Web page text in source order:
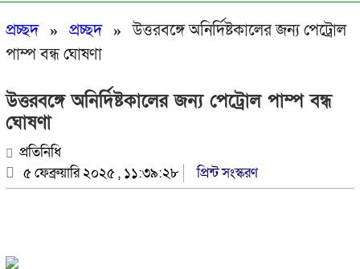
প্রচ্ছদ» প্রচ্ছদ»উত্তরবঙ্গে অনির্দিষ্টকালের জন্য পেট্রোল
পাম্প বন্ধ ঘোষণা
উত্তরবঙ্গে অনির্দিষ্টকালের জন্য পেট্রোল পাম্প বন্ধ
ঘোষণা
প্রতিনিধি
৫ ফেব্রুয়ারি ২০২৫ , ১১:৩৯:২৮
প্রিন্ট সংস্করণ